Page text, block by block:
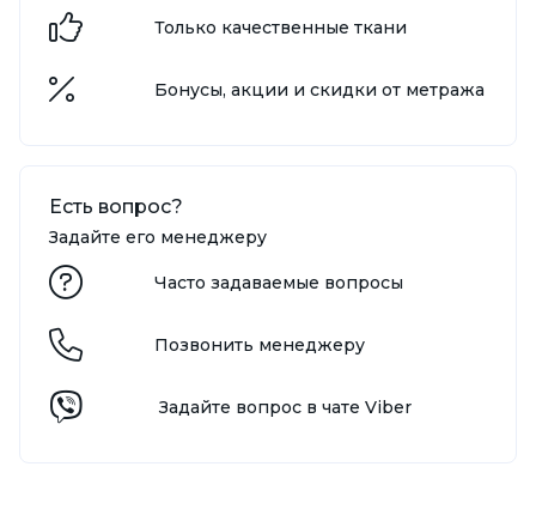
Только качественные ткани
Бонусы, акции и скидки от метража
Есть вопрос?
Задайте его менеджеру
Часто задаваемые вопросы
Позвонить менеджеру
Задайте вопрос в чате Viber